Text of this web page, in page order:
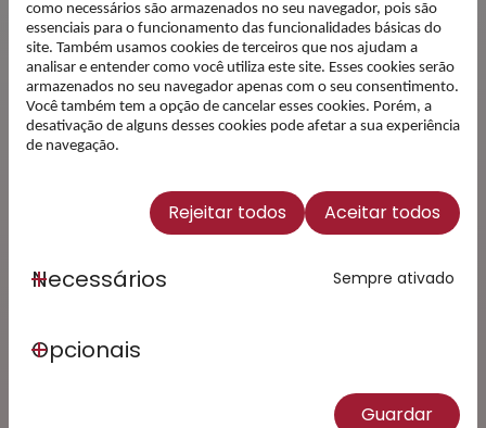
Subscreva a nossa
newsletter e esteja a
par das novidades
Email
Li e Concordo com a
Este site está protegido pelo reCAPTCHA e
aplicam-se a
como necessários são armazenados no seu navegador, pois são
essenciais para o funcionamento das funcionalidades básicas do
site. Também usamos cookies de terceiros que nos ajudam a
analisar e entender como você utiliza este site. Esses cookies serão
armazenados no seu navegador apenas com o seu consentimento.
Você também tem a opção de cancelar esses cookies. Porém, a
desativação de alguns desses cookies pode afetar a sua experiência
de navegação.
Rejeitar todos Aceitar todos
Necessários Sempre ativado
Opcionais
Guardar